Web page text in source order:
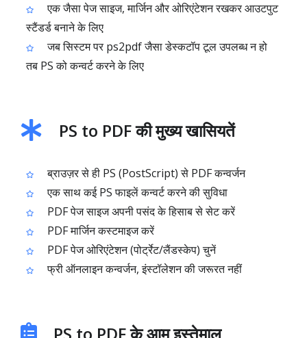
एक जैसा पेज साइज, मार्जिन और ओरिएंटेशन रखकर आउटपुट
स्टैंडर्ड बनाने के लिए
जब सिस्टम पर ps2pdf जैसा डेस्कटॉप टूल उपलब्ध न हो
तब PS को कन्वर्ट करने के लिए
PS to PDF की मुख्य खासियतें
ब्राउज़र से ही PS (PostScript) से PDF कन्वर्जन
एक साथ कई PS फाइलें कन्वर्ट करने की सुविधा
PDF पेज साइज अपनी पसंद के हिसाब से सेट करें
PDF मार्जिन कस्टमाइज करें
PDF पेज ओरिएंटेशन (पोर्ट्रेट/लैंडस्केप) चुनें
फ्री ऑनलाइन कन्वर्जन, इंस्टॉलेशन की जरूरत नहीं